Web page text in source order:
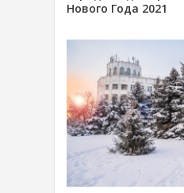
Нового Года 2021